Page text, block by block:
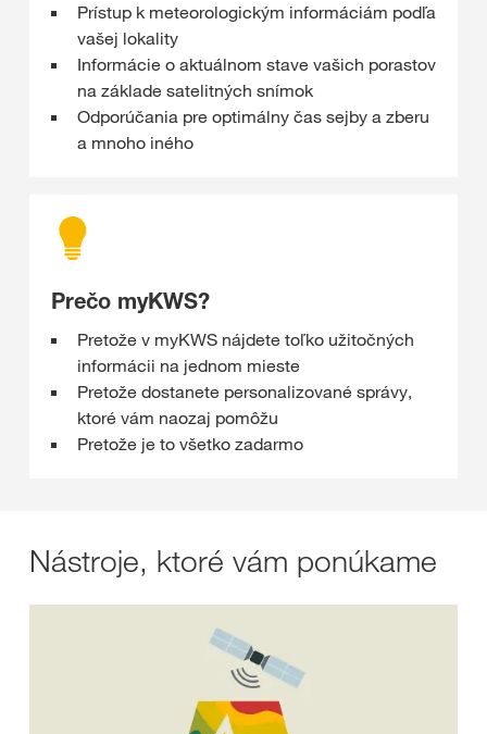
Prístup k meteorologickým informáciám podľa
vašej lokality
Informácie o aktuálnom stave vašich porastov
na základe satelitných snímok
Odporúčania pre optimálny čas sejby a zberu
a mnoho iného
Prečo myKWS?
Pretože v myKWS nájdete toľko užitočných
informácii na jednom mieste
Pretože dostanete personalizované správy,
ktoré vám naozaj pomôžu
Pretože je to všetko zadarmo
Nástroje, ktoré vám ponúkame